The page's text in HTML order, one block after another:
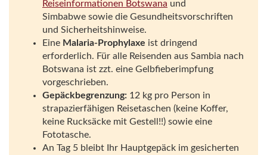
Reiseinformationen Botswana und
Simbabwe sowie die Gesundheitsvorschriften
und Sicherheitshinweise.
Eine Malaria-Prophylaxe ist dringend
erforderlich. Für alle Reisenden aus Sambia nach
Botswana ist zzt. eine Gelbfieberimpfung
vorgeschrieben.
Gepäckbegrenzung: 12 kg pro Person in
strapazierfähigen Reisetaschen (keine Koffer,
keine Rucksäcke mit Gestell!!) sowie eine
Fototasche.
An Tag 5 bleibt Ihr Hauptgepäck im gesicherten